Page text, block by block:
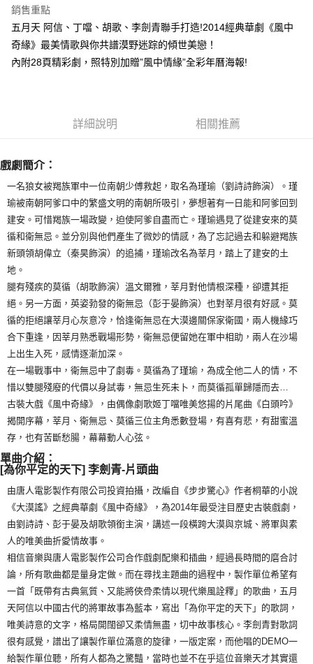
Apple Pay
悠遊付
運送方式
全家取貨付款
每筆NT$65，滿NT$1,000(含以上)免運費
每筆NT$65，滿NT$1,000(含以上)免運費
7-11取貨付款
每筆NT$65，滿NT$1,000(含以上)免運費
付款後7-11取貨
每筆NT$65，滿NT$1,000(含以上)免運費
每筆NT$85，滿NT$1,000(含以上)免運費
海外地區配送 查看運費
銷售重點
五月天 阿信、丁噹、胡歌、李劍青聯手打造!2014經典華劇《風中
奇緣》最美情歌與你共譜漠野迷踪的傾世美戀！
內附28頁精彩劇，照特別加贈”風中情緣”全彩年曆海報!
詳細說明 相關推薦
戲劇簡介：
一名狼女被羯族軍中一位南朝少傅救起，取名為瑾瑜（劉詩詩飾演）。瑾
瑜被南朝阿爹口中的繁盛文明的南朝所吸引，夢想著有一日能和阿爹回到
建安。可惜羯族一場政變，迫使阿爹自盡而亡。瑾瑜遇見了從建安來的莫
循和衛無忌。並分別與他們產生了微妙的情感，為了忘記過去和躲避羯族
新頭領胡偉立（秦昊飾演）的追捕，瑾瑜改名為莘月，踏上了建安的土
地。
腿有殘疾的莫循（胡歌飾演）溫文爾雅，莘月對他情根深種，卻遭其拒
絕。另一方面，英姿勃發的衛無忌（彭于晏飾演）也對莘月很有好感。莫
循的拒絕讓莘月心灰意冷，恰逢衛無忌在大漠邊關保家衛國，兩人機緣巧
合下重逢，因莘月熟悉戰場形勢，衛無忌便留她在軍中相助，兩人在沙場
上出生入死，感情逐漸加深。
在一場戰事中，衛無忌中了劇毒。莫循為了瑾瑜，為成全他二人的情，不
惜以雙腿殘廢的代價以身試毒，無忌生死未卜，而莫循孤單歸隱而去…
古裝大戲《風中奇緣》，由偶像劇歌姬丁噹唯美悠揚的片尾曲《白頭吟》
揭開序幕，莘月、衛無忌、莫循三位主角悉數登場，有喜有悲，有甜蜜溫
存，也有苦斷愁腸，幕幕動人心弦。
單曲介紹：
[為你平定的天下] 李劍青-片頭曲
由唐人電影製作有限公司投資拍攝，改編自《步步驚心》作者桐華的小說
《大漠謠》之經典華劇《風中奇緣》，為2014年最受注目歷史古裝戲劇，
由劉詩詩、彭于晏及胡歌領銜主演，講述一段橫跨大漠與京城、將軍與素
人的唯美曲折愛情故事。
相信音樂與唐人電影製作公司合作戲劇配樂和插曲，經過長時間的磨合討
論，所有歌曲都是量身定做。而在尋找主題曲的過程中，製作單位希望有
一首「既帶有古典氣質、又能將俠骨柔情以現代樂風詮釋」的歌曲，五月
天阿信以中國古代的將軍故事為藍本，寫出「為你平定的天下」的歌詞，
唯美詩意的文字，格局開闊卻又柔情無盡，切中故事核心。李劍青對歌詞
很有感覺，譜出了讓製作單位滿意的旋律，一版定案，而他唱的DEMO一
給製作單位聽，所有人都為之驚豔，當時也並不在乎這位音樂天才其實還